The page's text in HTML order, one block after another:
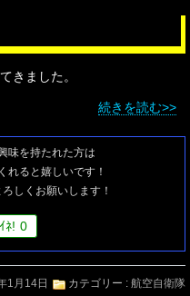
きました。
続きを読む>>
味を持たれた方は
れると嬉しいです！
しくお願いします！
ﾈ! 0
1月14日 カテゴリー : 航空自衛隊